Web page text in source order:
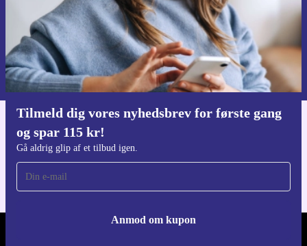
Tilmeld dig vores nyhedsbrev for første gang
og spar 115 kr!
Gå aldrig glip af et tilbud igen.
Anmod om kupon
Anmod om kupon
Du kan finde information omkring vores brug af personlig data i vores
Privatlivspolitik.
Til iOS og Android